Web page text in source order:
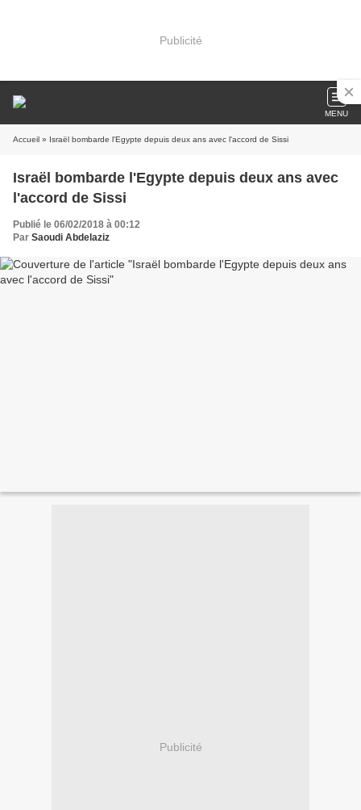
Publicité
MENU
Accueil » Israël bombarde l'Egypte depuis deux ans avec l'accord de Sissi
Israël bombarde l'Egypte depuis deux ans avec
l'accord de Sissi
Publié le 06/02/2018 à 00:12
Par Saoudi Abdelaziz
Publicité